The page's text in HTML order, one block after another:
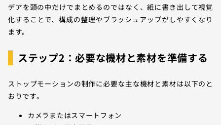
デアを頭の中だけでまとめるのではなく、紙に書き出して視覚
化することで、構成の整理やブラッシュアップがしやすくなり
ます。
ステップ2：必要な機材と素材を準備する
ストップモーションの制作に必要な主な機材と素材は以下のと
おりです。
カメラまたはスマートフォン